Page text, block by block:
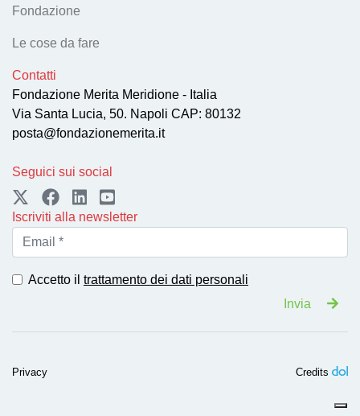
Fondazione
Le cose da fare
Contatti
Fondazione Merita Meridione - Italia
Via Santa Lucia, 50. Napoli CAP: 80132
posta@fondazionemerita.it
Seguici sui social
Iscriviti alla newsletter
Accetto il trattamento dei dati personali
Invia
Privacy Credits